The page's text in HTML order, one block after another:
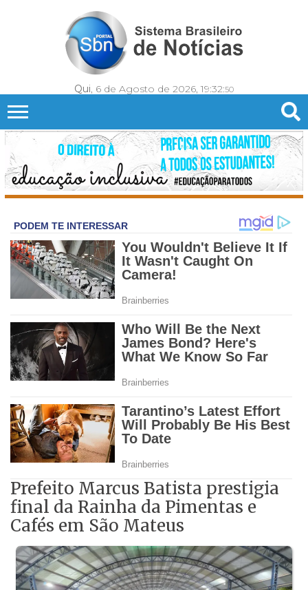
Qui, 6 de Agosto de 2026, 19:32:53
Prefeito Marcus Batista prestigia
final da Rainha da Pimentas e
Cafés em São Mateus